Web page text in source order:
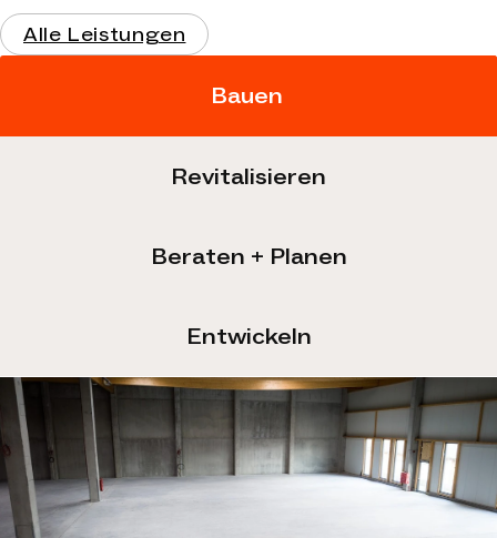
Alle Leistungen
Bauen
Revitalisieren
Beraten + Planen
Entwickeln